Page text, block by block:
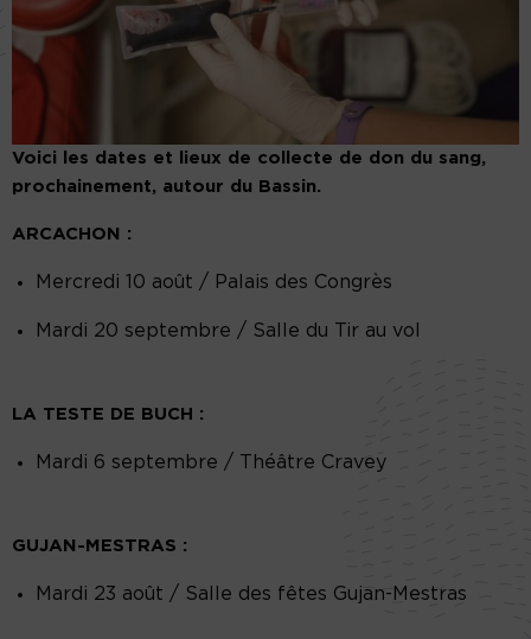
Voici les dates et lieux de collecte de don du sang,
prochainement, autour du Bassin.
ARCACHON :
Mercredi 10 août / Palais des Congrès
Mardi 20 septembre / Salle du Tir au vol
LA TESTE DE BUCH :
Mardi 6 septembre / Théâtre Cravey
GUJAN-MESTRAS :
Mardi 23 août / Salle des fêtes Gujan-Mestras